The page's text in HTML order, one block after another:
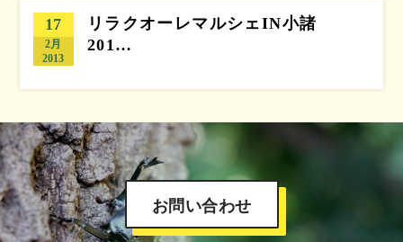
17
2月
2013
リラクオーレマルシェIN小諸
201…
お問い合わせ